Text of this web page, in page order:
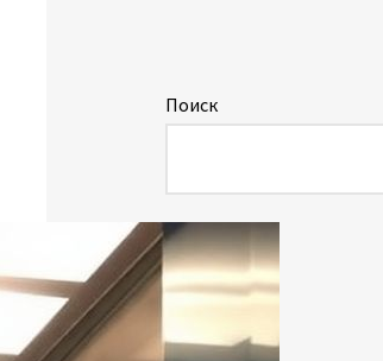
Поиск